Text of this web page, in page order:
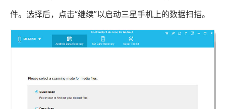
件。选择后，点击“继续”以启动三星手机上的数据扫描。